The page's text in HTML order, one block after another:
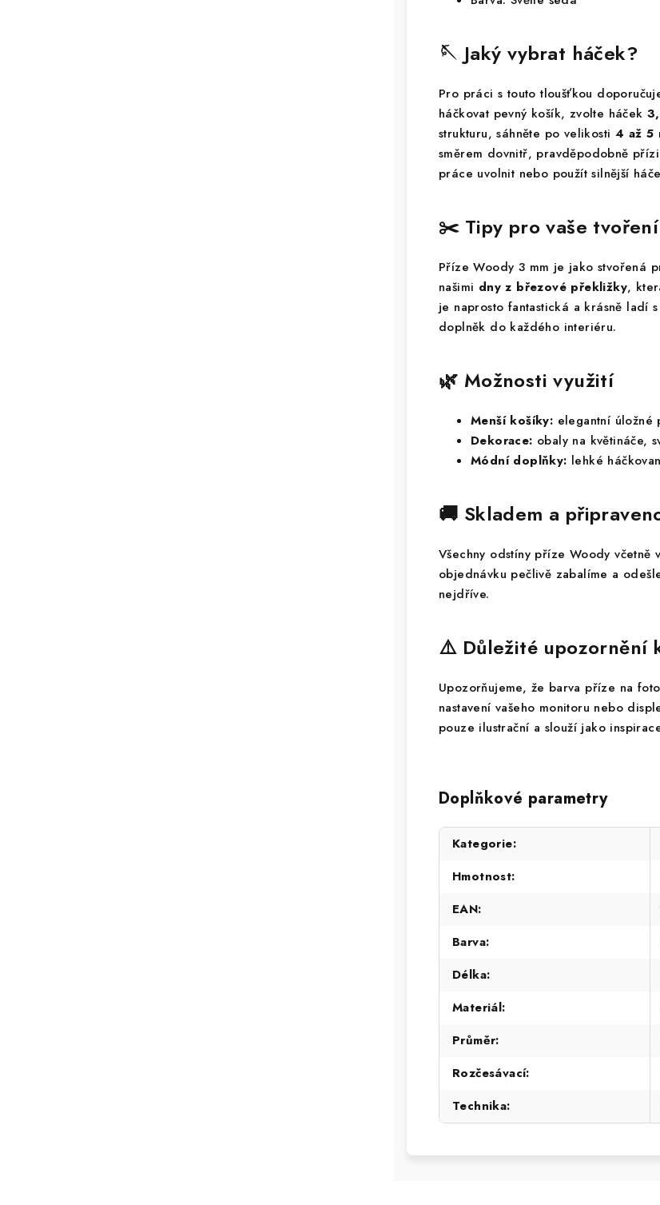
🪡 Jaký vybrat háček?
Pro práci s touto tloušťkou
háčkovat pevný košík, zvolte háček
strukturu, sáhněte po velikosti 4 až 5
směrem dovnitř, pravděpodobně
práce uvolnit nebo použít silnější
✂️ Tipy pro vaše tvoření
Příze Woody 3 mm je jako stvořená
našimi dny z březové překližky,
je naprosto fantastická a krásně ladí
doplněk do každého interiéru.
🌿 Možnosti využití
Menší košíky: elegantní úložné
Dekorace: obaly na květináče,
Módní doplňky: lehké
🚚 Skladem a
Všechny odstíny příze Woody včetně
objednávku pečlivě zabalíme a
nejdříve.
⚠️ Důležité upozornění
Upozorňujeme, že barva příze na
nastavení vašeho monitoru nebo
pouze ilustrační a slouží jako
Doplňkové parametry
Kategorie:
Hmotnost:
EAN:
Barva:
Délka:
Materiál:
Průměr:
Rozčesávací:
Technika: